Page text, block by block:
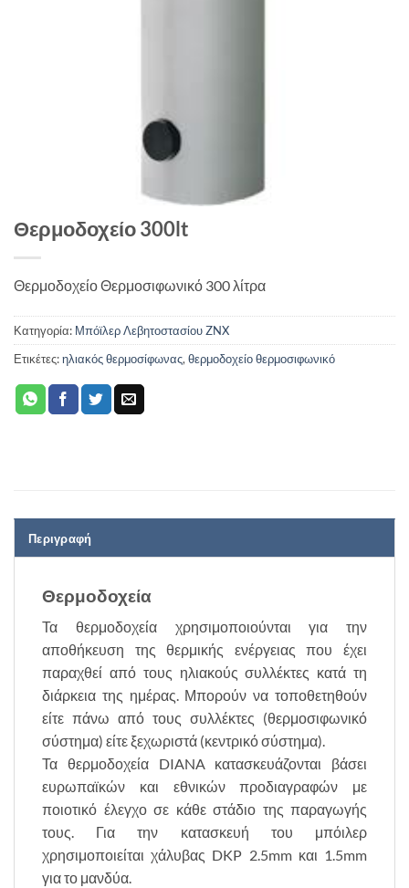
Θερμοδοχείο 300lt
Θερμοδοχείο Θερμοσιφωνικό 300 λίτρα
Κατηγορία: Μπόϊλερ Λεβητοστασίου ZNX
Ετικέτες:ηλιακός θερμοσίφωνας, θερμοδοχείο θερμοσιφωνικό
Περιγραφή
Θερμοδοχεία
Τα θερμοδοχεία χρησιμοποιούνται για την
αποθήκευση της θερμικής ενέργειας που έχει
παραχθεί από τους ηλιακούς συλλέκτες κατά τη
διάρκεια της ημέρας. Μπορούν να τοποθετηθούν
είτε πάνω από τους συλλέκτες (θερμοσιφωνικό
σύστημα) είτε ξεχωριστά (κεντρικό σύστημα).
Τα θερμοδοχεία DIANA κατασκευάζονται βάσει
ευρωπαϊκών και εθνικών προδιαγραφών με
ποιοτικό έλεγχο σε κάθε στάδιο της παραγωγής
τους. Για την κατασκευή του μπόιλερ
χρησιμοποιείται χάλυβας DKP 2.5mm και 1.5mm
για το μανδύα.